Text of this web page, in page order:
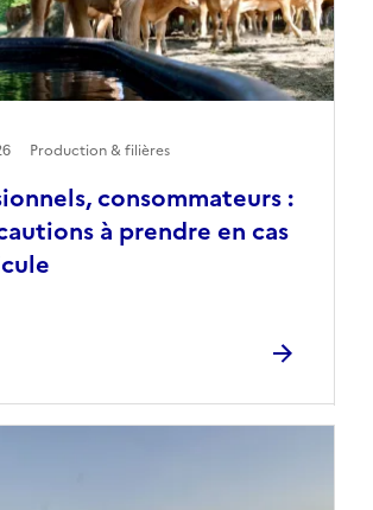
consommateurs :
à prendre en cas
Production & filières